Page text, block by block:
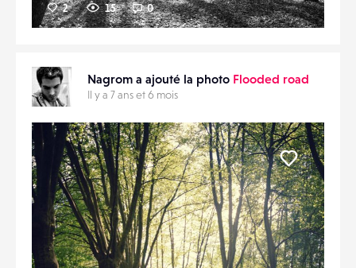
2 15 0
Nagrom a ajouté la photo Flooded road
Il y a 7 ans et 6 mois
Liker